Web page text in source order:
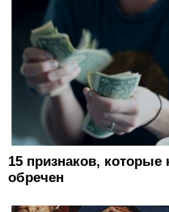
15 признаков, которые
обречен